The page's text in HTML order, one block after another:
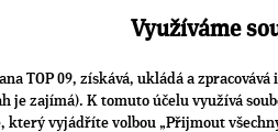
Využíváme
TOP 09, získává, ukládá a
je zajímá). K tomuto účelu využívá
který vyjádříte volbou „Přijmout